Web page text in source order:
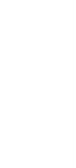
và thu nhập lâu dài